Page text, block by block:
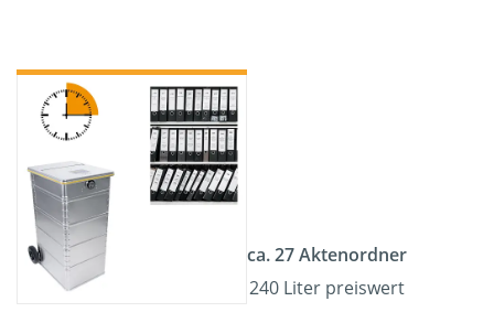
ca. 27 Aktenordner
240 Liter preiswert